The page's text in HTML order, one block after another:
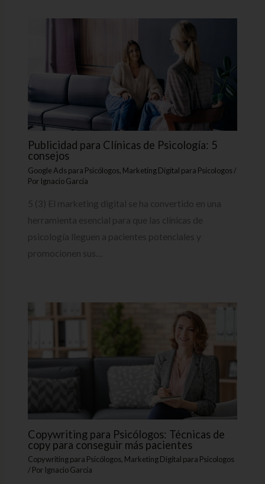
Publicidad para Clínicas de Psicología: 5
consejos
Google Ads para Psicólogos, Marketing Digital para Psicologos /
Por Ignacio García
5 (3) El marketing digital se ha convertido en una
herramienta esencial para que las clínicas de
psicología lleguen a pacientes potenciales y
promocionen sus…
Copywriting para Psicólogos: Técnicas de
copy para conseguir más pacientes
Copywriting para Psicólogos, Marketing Digital para Psicologos
/ Por Ignacio García